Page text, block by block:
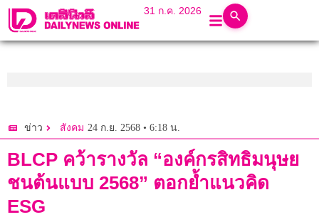
31 ก.ค. 2026
ข่าว สังคม 24 ก.ย. 2568 • 6:18 น.
BLCP คว้ารางวัล “องค์กรสิทธิมนุษย
ชนต้นแบบ 2568” ตอกย้ำแนวคิด
ESG